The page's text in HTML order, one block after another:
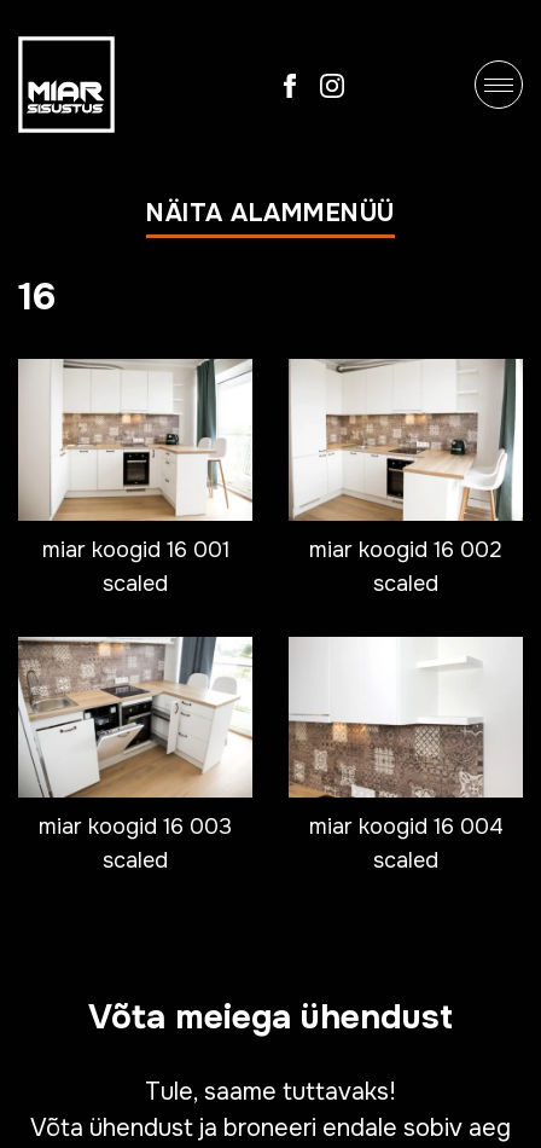
NÄITA ALAMMENÜÜ
16
miar koogid 16 001
scaled
miar koogid 16 002
scaled
miar koogid 16 003
scaled
miar koogid 16 004
scaled
Võta meiega ühendust
Tule, saame tuttavaks!
Võta ühendust ja broneeri endale sobiv aeg